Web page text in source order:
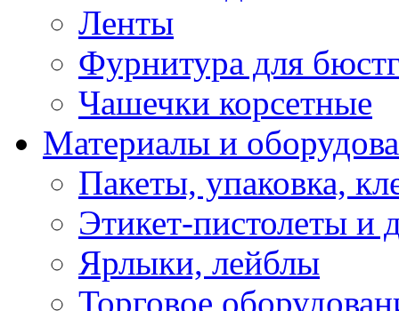
Ленты
Фурнитура для
Чашечки корсетные
Материалы и
Пакеты, упаковка,
Этикет-пистолеты и
Ярлыки, лейблы
Торговое